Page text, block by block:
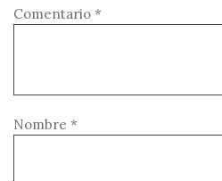
Comentario *
Nombre *